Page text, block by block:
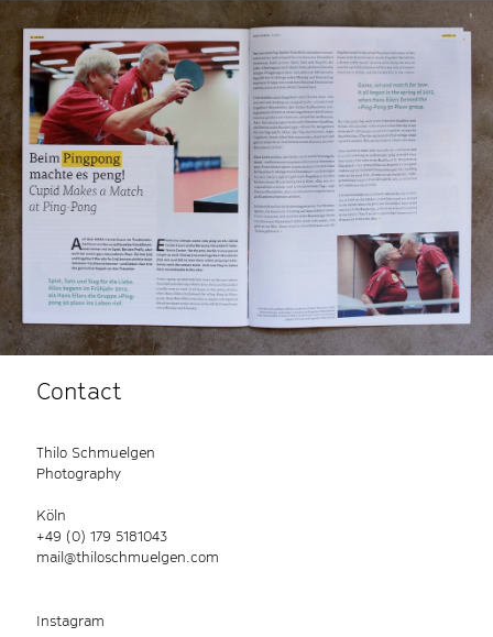
Contact
Thilo Schmuelgen
Photography
Köln
+49 (0) 179 5181043
mail@thiloschmuelgen.com
Instagram